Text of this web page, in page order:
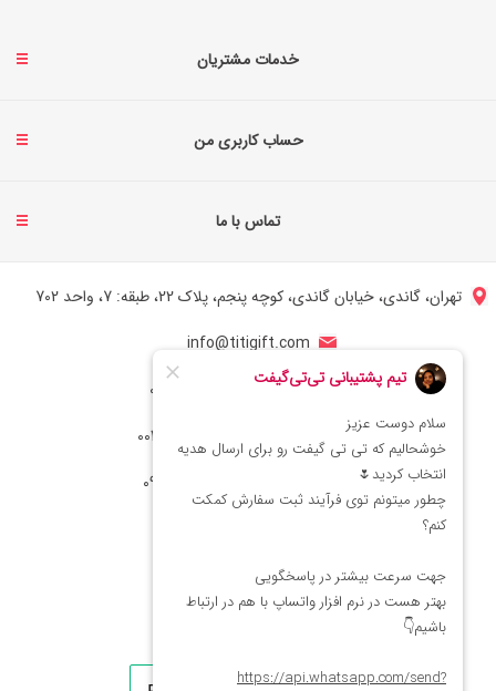
خدمات مشتریان
حساب کاربری من
تماس با ما
تهران، گاندی، خیابان گاندی، کوچه پنجم، پلاک 22، طبقه: 7، واحد 702
info@titigift.com
شماره تماس ایران: 02166066403
شماره تماس آمریکا: 0014088054942